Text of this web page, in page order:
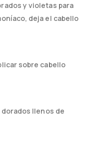
y violetas para
deja el cabello
sobre cabello
llenos de